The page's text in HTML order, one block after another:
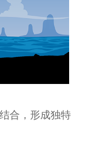
合，形成独特